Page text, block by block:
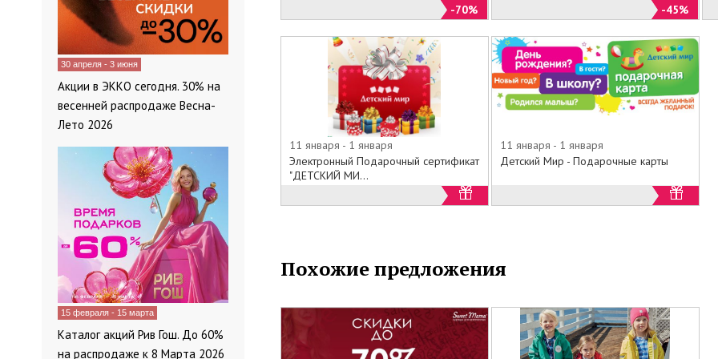
-70% -45%
11 января - 1 января
Электронный Подарочный сертификат
"ДЕТСКИЙ МИ...
11 января - 1 января
Детский Мир - Подарочные карты
Похожие предложения
30 апреля - 3 июня
Акции в ЭККО сегодня. 30% на
весенней распродаже Весна-
Лето 2026
15 февраля - 15 марта
Каталог акций Рив Гош. До 60%
на распродаже к 8 Марта 2026